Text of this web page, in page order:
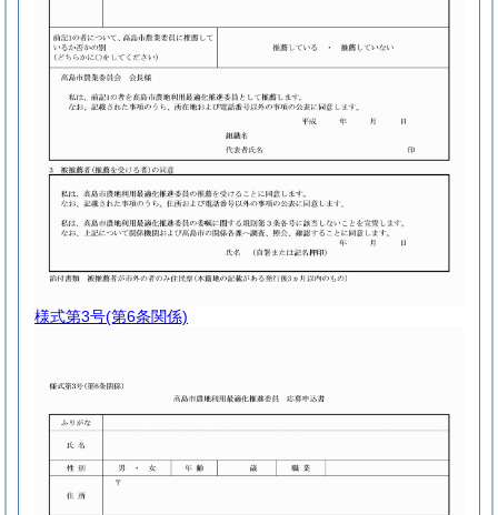
様式第3号(第6条関係)